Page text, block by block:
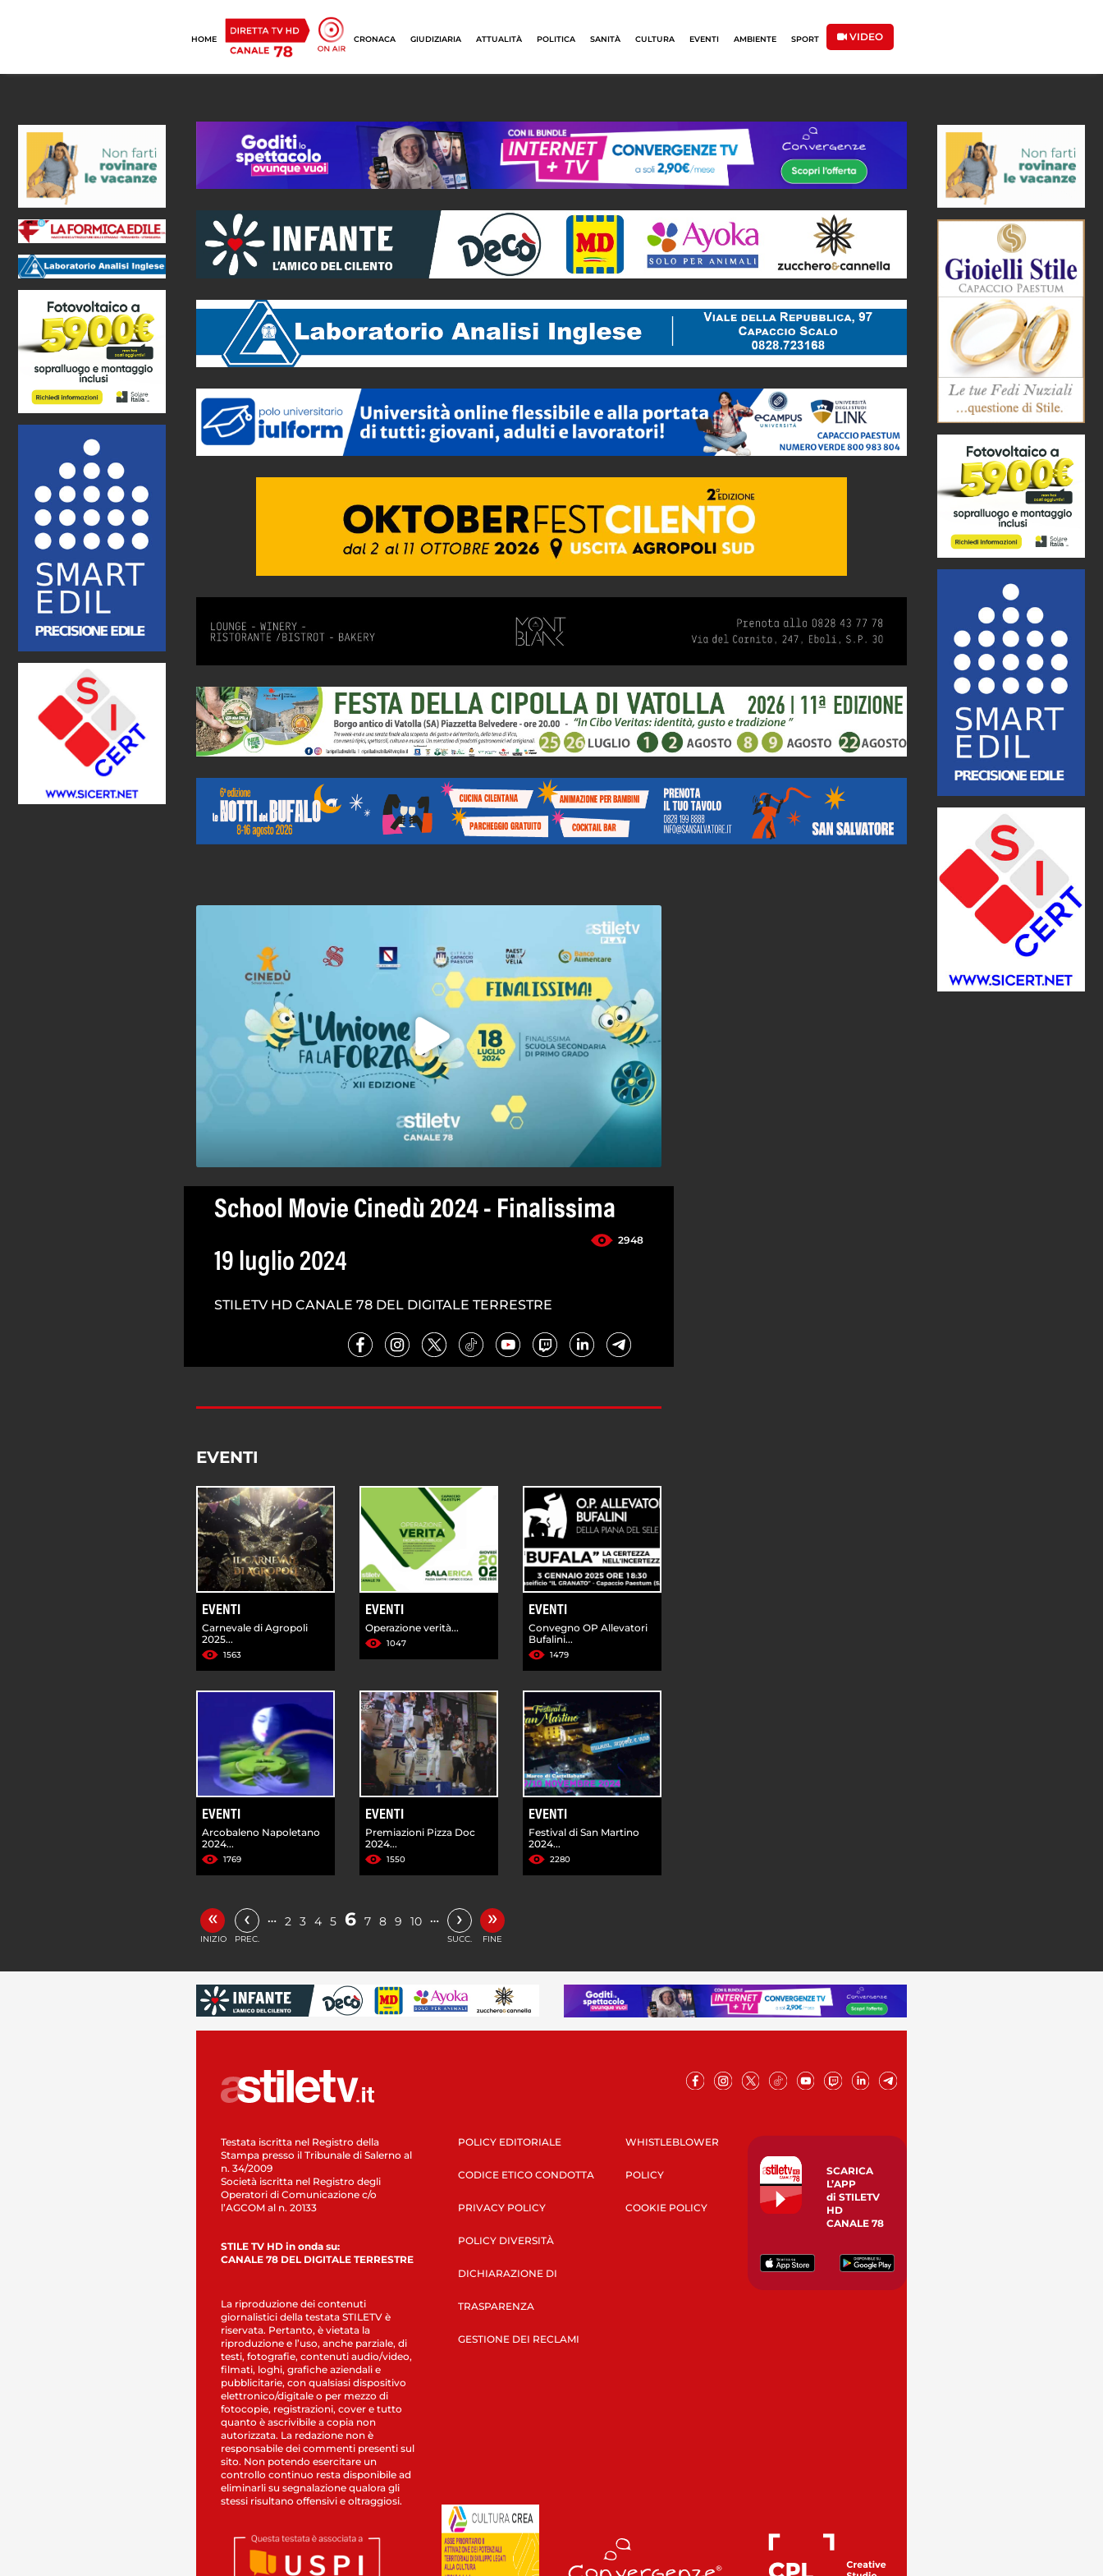
HOME CRONACA GIUDIZIARIA ATTUALITÀ POLITICA SANITÀ CULTURA EVENTI AMBIENTE SPORT VIDEO
School Movie Cinedù 2024 - Finalissima
2948
19 luglio 2024
STILETV HD CANALE 78 DEL DIGITALE TERRESTRE
EVENTI
EVENTI
Carnevale di Agropoli
2025...
1563
EVENTI
Operazione verità...
1047
EVENTI
Convegno OP Allevatori
Bufalini...
1479
EVENTI
Arcobaleno Napoletano
2024...
1769
EVENTI
Premiazioni Pizza Doc
2024...
1550
EVENTI
Festival di San Martino
2024...
2280
«
INIZIO
‹
PREC.
… 2 3 4 5 6 7 8 9 10 … ›
SUCC.
»
FINE
Testata iscritta nel Registro della
Stampa presso il Tribunale di Salerno al
n. 34/2009
Società iscritta nel Registro degli
Operatori di Comunicazione c/o
l’AGCOM al n. 20133
STILE TV HD in onda su:
CANALE 78 DEL DIGITALE TERRESTRE
La riproduzione dei contenuti
giornalistici della testata STILETV è
riservata. Pertanto, è vietata la
riproduzione e l’uso, anche parziale, di
testi, fotografie, contenuti audio/video,
filmati, loghi, grafiche aziendali e
pubblicitarie, con qualsiasi dispositivo
elettronico/digitale o per mezzo di
fotocopie, registrazioni, cover e tutto
quanto è ascrivibile a copia non
autorizzata. La redazione non è
responsabile dei commenti presenti sul
sito. Non potendo esercitare un
controllo continuo resta disponibile ad
eliminarli su segnalazione qualora gli
stessi risultano offensivi e oltraggiosi.
POLICY EDITORIALE
CODICE ETICO CONDOTTA
PRIVACY POLICY
POLICY DIVERSITÀ
DICHIARAZIONE DI
TRASPARENZA
GESTIONE DEI RECLAMI
WHISTLEBLOWER
POLICY
COOKIE POLICY
SCARICA
L’APP
di STILETV
HD
CANALE 78